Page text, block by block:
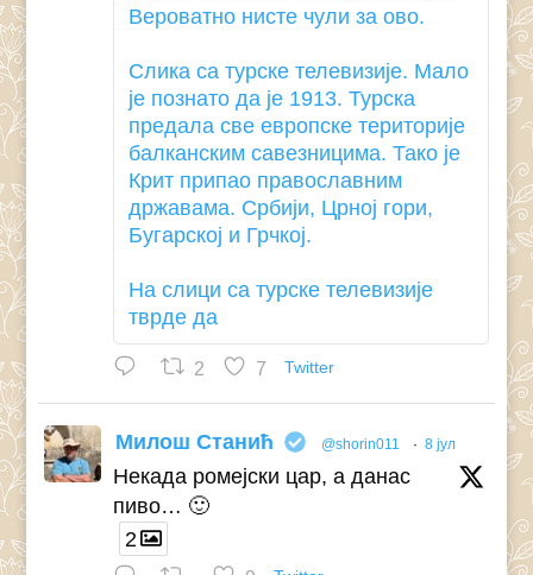
Вероватно нисте чули за ово.
Слика са турске телевизије. Мало
је познато да је 1913. Турска
предала све европске територије
балканским савезницима. Тако је
Крит припао православним
државама. Србији, Црној гори,
Бугарској и Грчкој.
На слици са турске телевизије
тврде да
2 7 Twitter
Милош Станић @shorin011 · 8 јул
Некада ромејски цар, а данас
пиво… 🙂
2